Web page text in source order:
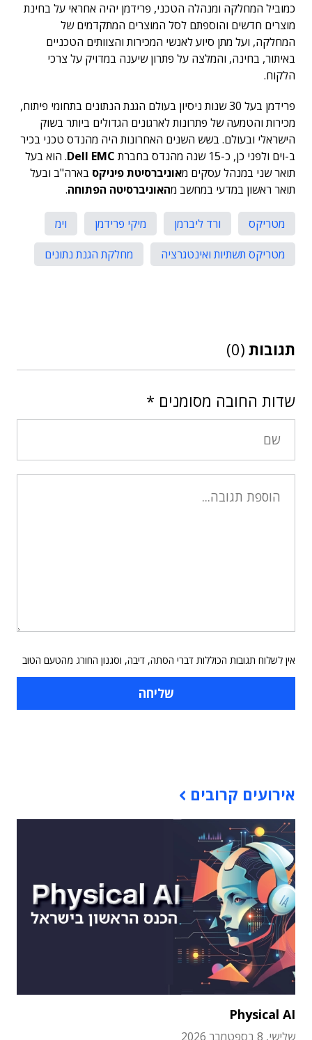
כמוביל המחלקה ומנהלה הטכני, פרידמן יהיה אחראי על בחינת
מוצרים חדשים והוספתם לסל המוצרים המתקדמים של
המחלקה, ועל מתן סיוע לאנשי המכירות והצוותים הטכניים
באיתור, בחינה, והמלצה על פתרון שיענה במדויק על צרכי
הלקוח.
פרידמן בעל 30 שנות ניסיון בעולם הגנת הנתונים בתחומי פיתוח,
מכירות והטמעה של פתרונות לארגונים הגדולים ביותר בשוק
הישראלי ובעולם. בשש השנים האחרונות היה מהנדס טכני בכיר
ב-וים ולפני כן, כ-15 שנה מהנדס בחברת
Dell EMC. הוא בעל
תואר שני במנהל עסקים מאוניברסיטת פיניקס בארה"ב ובעל
תואר ראשון במדעי במחשב מהאוניברסיטה הפתוחה.
מטריקס ורד ליברמן מיקי פרידמן
וימ
מטריקס תשתיות ואינטגרציה
מחלקת הגנת נתונים
תגובות (0)
שדות החובה מסומנים *
אין לשלוח תגובות הכוללות דברי הסתה, דיבה, וסגנון החורג מהטעם הטוב
אירועים קרובים
Physical AI
שלישי, 8 בספטמבר 2026